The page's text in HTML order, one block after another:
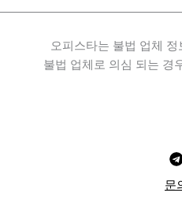
오피스타는 불법 업체
불법 업체로 의심 되는 경
문